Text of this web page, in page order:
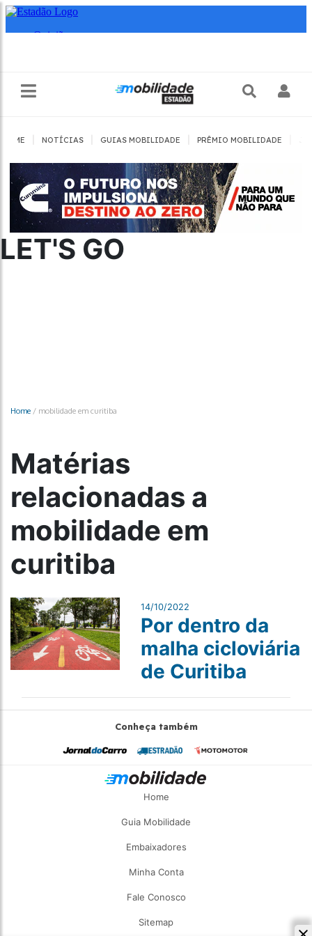
HOME NOTÍCIAS GUIAS MOBILIDADE PRÊMIO MOBILIDADE
LET'S GO
Home / mobilidade em curitiba
Matérias
relacionadas a
mobilidade em
curitiba
14/10/2022
Por dentro da
malha cicloviária
de Curitiba
Conheça também
Home
Guia Mobilidade
Embaixadores
Minha Conta
Fale Conosco
Sitemap